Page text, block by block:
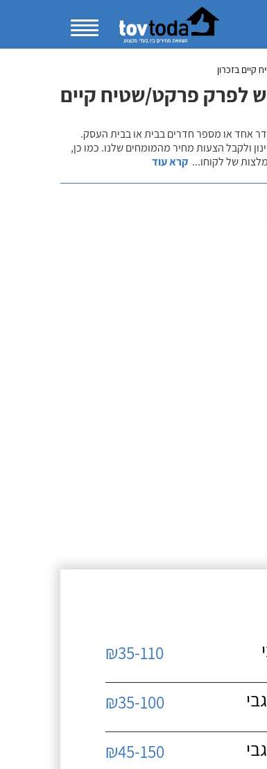
בזכרון
לפרק פרקט/שטיח קיים
אחד או מספר חדרים בבית או בבית העסק.
ולקבל הצעות מחיר מהמומחים שלנו. כמו כן,
של לקוחו... קרא עוד
₪35-110
₪35-100
₪45-150